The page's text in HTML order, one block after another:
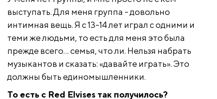
выступать. Для меня группа - довольно
интимная вещь. Я с 13-14 лет играл с одними и
теми же людьми, то есть для меня это была
прежде всего… семья, что ли. Нельзя набрать
музыкантов и сказать: «давайте играть». Это
должны быть единомышленники.
То есть с Red Elvises так получилось?